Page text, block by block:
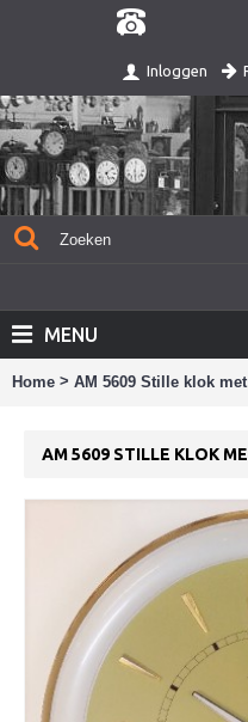
Inloggen
MENU
Home > AM 5609 Stille klok
AM 5609 STILLE KLOK